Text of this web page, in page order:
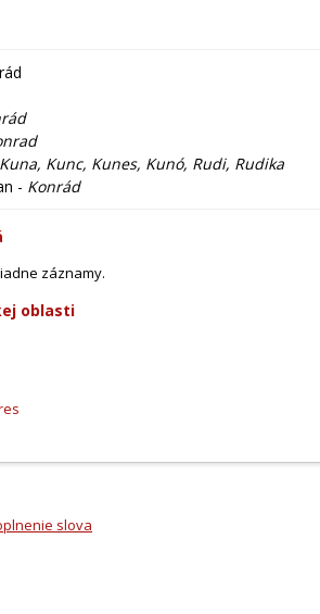
Kuna, Kunc, Kunes, Kunó, Rudi, Rudika
- Konrád
záznamy.
oblasti
slova